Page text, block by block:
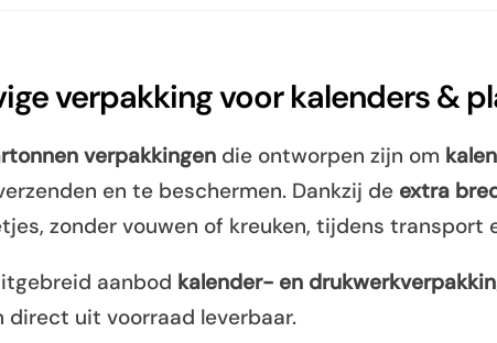
verpakking voor kalenders &
verpakkingen die ontworpen zijn om
en te beschermen. Dankzij de extra
zonder vouwen of kreuken, tijdens transport
aanbod kalender- en
uit voorraad leverbaar.